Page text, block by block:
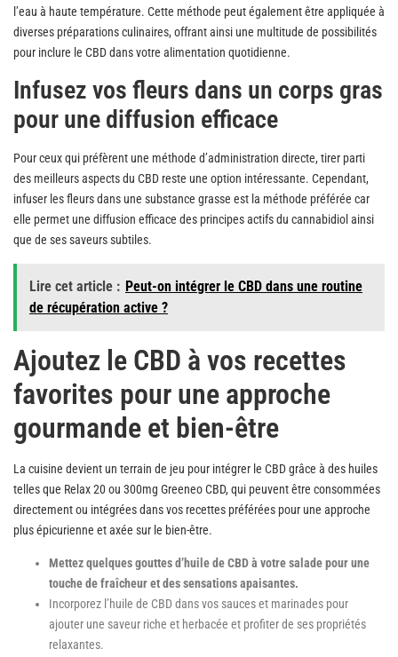
l’eau à haute température. Cette méthode peut également être appliquée à
diverses préparations culinaires, offrant ainsi une multitude de possibilités
pour inclure le CBD dans votre alimentation quotidienne.
Infusez vos fleurs dans un corps gras
pour une diffusion efficace
Pour ceux qui préfèrent une méthode d’administration directe, tirer parti
des meilleurs aspects du CBD reste une option intéressante. Cependant,
infuser les fleurs dans une substance grasse est la méthode préférée car
elle permet une diffusion efficace des principes actifs du cannabidiol ainsi
que de ses saveurs subtiles.
Lire cet article : Peut-on intégrer le CBD dans une routine
de récupération active ?
Ajoutez le CBD à vos recettes
favorites pour une approche
gourmande et bien-être
La cuisine devient un terrain de jeu pour intégrer le CBD grâce à des huiles
telles que Relax 20 ou 300mg Greeneo CBD, qui peuvent être consommées
directement ou intégrées dans vos recettes préférées pour une approche
plus épicurienne et axée sur le bien-être.
Mettez quelques gouttes d’huile de CBD à votre salade pour une
touche de fraîcheur et des sensations apaisantes.
Incorporez l’huile de CBD dans vos sauces et marinades pour
ajouter une saveur riche et herbacée et profiter de ses propriétés
relaxantes.